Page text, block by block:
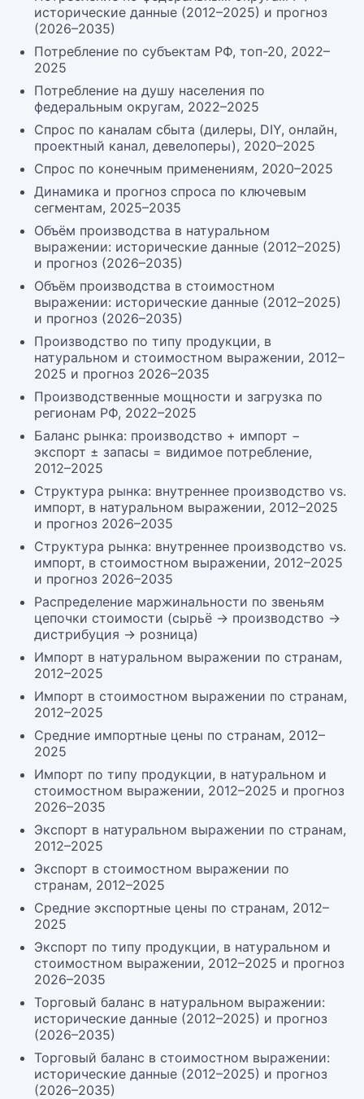
исторические данные (2012–2025) и прогноз
(2026–2035)
Потребление по субъектам РФ, топ-20, 2022–
2025
Потребление на душу населения по
федеральным округам, 2022–2025
Спрос по каналам сбыта (дилеры, DIY, онлайн,
проектный канал, девелоперы), 2020–2025
Спрос по конечным применениям, 2020–2025
Динамика и прогноз спроса по ключевым
сегментам, 2025–2035
Объём производства в натуральном
выражении: исторические данные (2012–2025)
и прогноз (2026–2035)
Объём производства в стоимостном
выражении: исторические данные (2012–2025)
и прогноз (2026–2035)
Производство по типу продукции, в
натуральном и стоимостном выражении, 2012–
2025 и прогноз 2026–2035
Производственные мощности и загрузка по
регионам РФ, 2022–2025
Баланс рынка: производство + импорт −
экспорт ± запасы = видимое потребление,
2012–2025
Структура рынка: внутреннее производство vs.
импорт, в натуральном выражении, 2012–2025
и прогноз 2026–2035
Структура рынка: внутреннее производство vs.
импорт, в стоимостном выражении, 2012–2025
и прогноз 2026–2035
Распределение маржинальности по звеньям
цепочки стоимости (сырьё → производство →
дистрибуция → розница)
Импорт в натуральном выражении по странам,
2012–2025
Импорт в стоимостном выражении по странам,
2012–2025
Средние импортные цены по странам, 2012–
2025
Импорт по типу продукции, в натуральном и
стоимостном выражении, 2012–2025 и прогноз
2026–2035
Экспорт в натуральном выражении по странам,
2012–2025
Экспорт в стоимостном выражении по
странам, 2012–2025
Средние экспортные цены по странам, 2012–
2025
Экспорт по типу продукции, в натуральном и
стоимостном выражении, 2012–2025 и прогноз
2026–2035
Торговый баланс в натуральном выражении:
исторические данные (2012–2025) и прогноз
(2026–2035)
Торговый баланс в стоимостном выражении:
исторические данные (2012–2025) и прогноз
(2026–2035)